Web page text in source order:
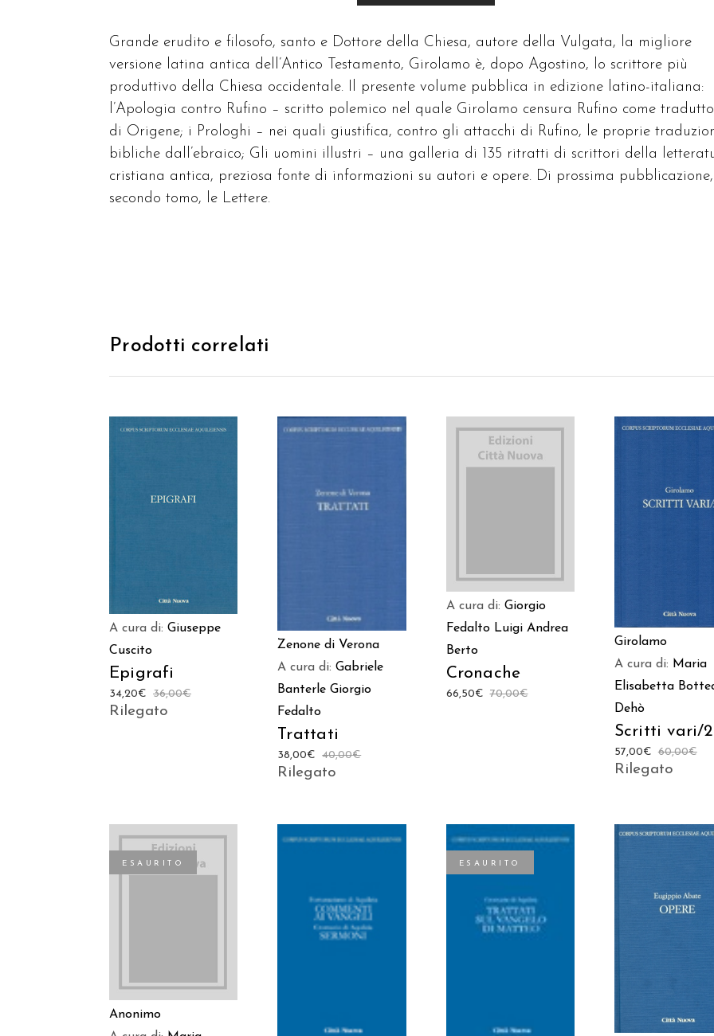
Grande erudito e filosofo, santo e Dottore della Chiesa, autore della Vulgata, la migliore
versione latina antica dell’Antico Testamento, Girolamo è, dopo Agostino, lo scrittore più
produttivo della Chiesa occidentale. Il presente volume pubblica in edizione latino-italiana:
l’Apologia contro Rufino – scritto polemico nel quale Girolamo censura Rufino come
di Origene; i Prologhi – nei quali giustifica, contro gli attacchi di Rufino, le proprie
bibliche dall’ebraico; Gli uomini illustri – una galleria di 135 ritratti di scrittori della
cristiana antica, preziosa fonte di informazioni su autori e opere. Di prossima
secondo tomo, le Lettere.
Prodotti correlati
AGGIUNGI AL
A cura di: Giuseppe
Cuscito
Epigrafi
36,00€
34,20€
Rilegato
AGGIUNGI AL
Zenone di Verona
A cura di:Gabriele
Banterle Giorgio
Fedalto
Trattati
40,00€
38,00€
Rilegato
A cura di: Giorgio
Fedalto Luigi Andrea
Berto
Cronache
70,00€
66,50€
AGGIUNGI AL
Girolamo
A cura di: Maria
Elisabetta
Dehò
Scritti vari/2
60,00€
57,00€
Rilegato
ESAURITO
Anonimo
AGGIUNGI AL
ESAURITO
LEGGI TUTTO